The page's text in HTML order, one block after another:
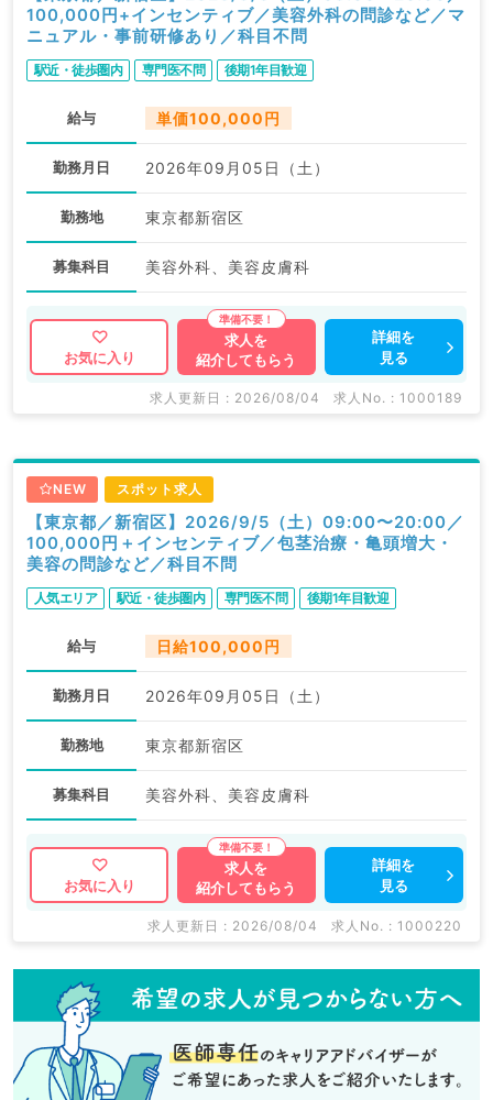
100,000円+インセンティブ／美容外科の問診など／マ
ニュアル・事前研修あり／科目不問
駅近・徒歩圏内 専門医不問 後期1年目歓迎
給与 単価100,000円
勤務月日 2026年09月05日（土）
勤務地 東京都新宿区
募集科目 美容外科、美容皮膚科
お気に入り
求人を
紹介してもらう
詳細を
見る
求人更新日 : 2026/08/04 求人No. : 1000189
NEW スポット求人
【東京都／新宿区】2026/9/5（土）09:00〜20:00／
100,000円＋インセンティブ／包茎治療・亀頭増大・
美容の問診など／科目不問
人気エリア 駅近・徒歩圏内 専門医不問 後期1年目歓迎
給与 日給100,000円
勤務月日 2026年09月05日（土）
勤務地 東京都新宿区
募集科目 美容外科、美容皮膚科
お気に入り
求人を
紹介してもらう
詳細を
見る
求人更新日 : 2026/08/04 求人No. : 1000220